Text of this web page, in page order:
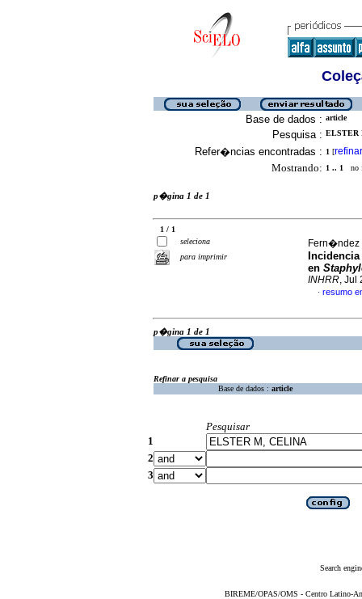
Base de dados : article
Pesquisa : ELSTER
Refer�ncias encontradas : 1 [refinar
Mostrando: 1 .. 1 no
p�gina 1 de 1
1 / 1
seleciona
para imprimir
Fern�ndez
en
INHRR, Jul
· resumo
p�gina 1 de 1
Refinar a pesquisa
Base de dados : article
Pesquisar
1
2
3
Search
BIREME/OPAS/OMS - Centro Latino-